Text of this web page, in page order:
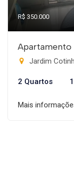
R$ 350.000
Apartamento
Jardim
2 Quartos
Mais